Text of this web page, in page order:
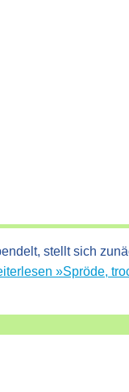
stellt sich
»Spröde,